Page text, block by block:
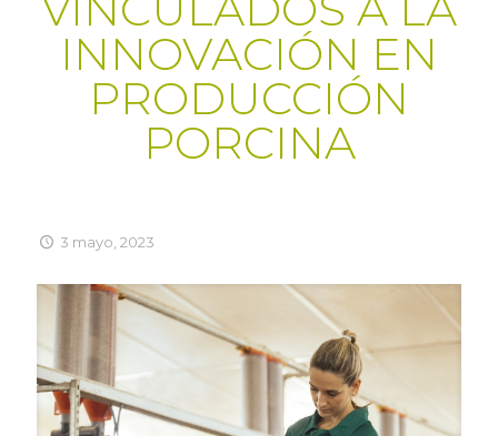
INNOVACIÓN EN
PRODUCCIÓN
PORCINA
3 mayo, 2023